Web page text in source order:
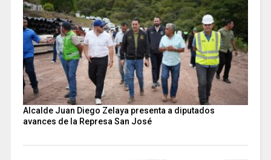
Alcalde Juan Diego Zelaya presenta a diputados
avances de la Represa San José